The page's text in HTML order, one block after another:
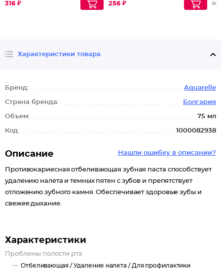
316 ₽ 256 ₽ 558
Характеристики товара
Бренд: Aquarelle
Страна бренда: Болгария
Объем: 75 мл
Код: 1000082938
Нашли ошибку в описании?
Описание
Противокариесная отбеливающая зубная паста способствует
удалению налета и темных пятен с зубов и препятствует
отложению зубного камня. Обеспечивает здоровые зубы и
свежее дыхание.
Характеристики
Проблемы полости рта
Отбеливающая /Удаление налета / Для профилактики